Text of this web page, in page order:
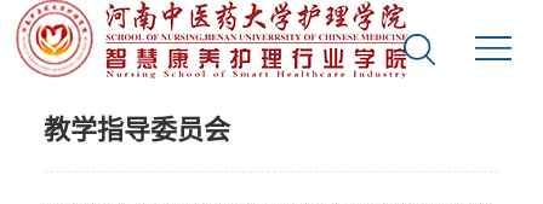
教学指导委员会